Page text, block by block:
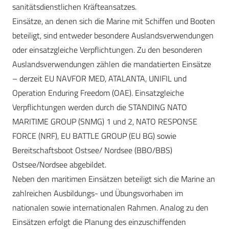
sanitätsdienstlichen Kräfteansatzes.
Einsätze, an denen sich die Marine mit Schiffen und Booten
beteiligt, sind entweder besondere Auslandsverwendungen
oder einsatzgleiche Verpflichtungen. Zu den besonderen
Auslandsverwendungen zählen die mandatierten Einsätze
– derzeit EU NAVFOR MED, ATALANTA, UNIFIL und
Operation Enduring Freedom (OAE). Einsatzgleiche
Verpflichtungen werden durch die STANDING NATO
MARITIME GROUP (SNMG) 1 und 2, NATO RESPONSE
FORCE (NRF), EU BATTLE GROUP (EU BG) sowie
Bereitschaftsboot Ostsee/ Nordsee (BBO/BBS)
Ostsee/Nordsee abgebildet.
Neben den maritimen Einsätzen beteiligt sich die Marine an
zahlreichen Ausbildungs- und Übungsvorhaben im
nationalen sowie internationalen Rahmen. Analog zu den
Einsätzen erfolgt die Planung des einzuschiffenden